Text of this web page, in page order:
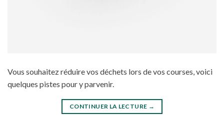
Vous souhaitez réduire vos déchets lors de vos courses, voici
quelques pistes pour y parvenir.
CONTINUER LA LECTURE →